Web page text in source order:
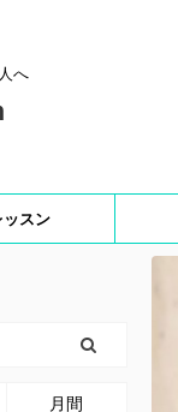
へ
ッスン
月間